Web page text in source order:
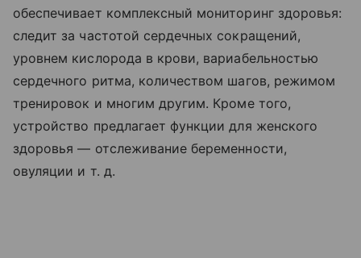
обеспечивает комплексный мониторинг здоровья:
следит за частотой сердечных сокращений,
уровнем кислорода в крови, вариабельностью
сердечного ритма, количеством шагов, режимом
тренировок и многим другим. Кроме того,
устройство предлагает функции для женского
здоровья — отслеживание беременности,
овуляции и т. д.